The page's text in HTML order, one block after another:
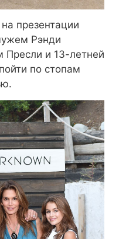
презентации
Рэнди
Пресли и 13-летней
по стопам